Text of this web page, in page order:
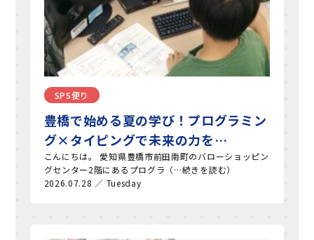
SPS便り
豊橋で始める夏の学び！プログラミン
グ×タイピングで未来の力を…
こんにちは。 愛知県豊橋市前田南町のバローショッピン
グセンター2階にあるプログラ（…続きを読む）
2026.07.28 ／ Tuesday